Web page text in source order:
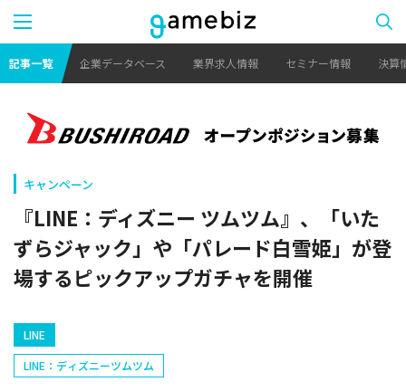
記事一覧 企業データベース 業界求人情報 セミナー情報 決算
キャンペーン
『LINE：ディズニー ツムツム』、「いた
ずらジャック」や「パレード白雪姫」が登
場するピックアップガチャを開催
LINE
LINE：ディズニーツムツム